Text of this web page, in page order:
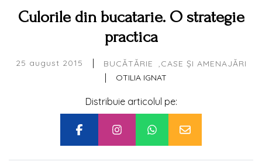
Culorile din bucatarie. O strategie
practica
25 august 2015 | BUCĂTĂRIE CASE ȘI AMENAJĂRI
| OTILIA IGNAT
Distribuie articolul pe: